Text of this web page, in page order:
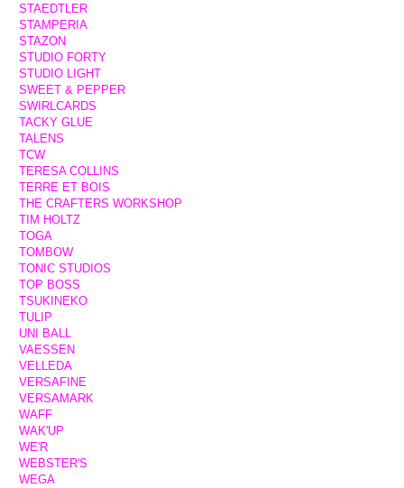
STAEDTLER
STAMPERIA
STAZON
STUDIO FORTY
STUDIO LIGHT
SWEET & PEPPER
SWIRLCARDS
TACKY GLUE
TALENS
TCW
TERESA COLLINS
TERRE ET BOIS
THE CRAFTERS WORKSHOP
TIM HOLTZ
TOGA
TOMBOW
TONIC STUDIOS
TOP BOSS
TSUKINEKO
TULIP
UNI BALL
VAESSEN
VELLEDA
VERSAFINE
VERSAMARK
WAFF
WAK'UP
WE'R
WEBSTER'S
WEGA